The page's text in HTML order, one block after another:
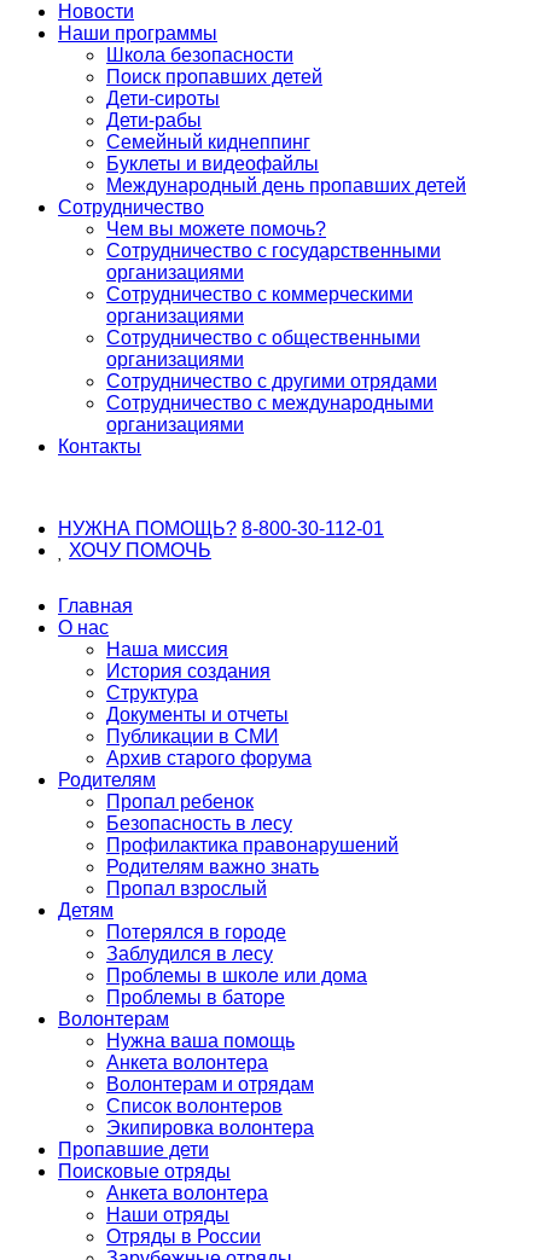
Новости
Наши программы
Школа безопасности
Поиск пропавших детей
Дети-сироты
Дети-рабы
Семейный киднеппинг
Буклеты и видеофайлы
Международный день пропавших детей
Сотрудничество
Чем вы можете помочь?
Сотрудничество с государственными
организациями
Сотрудничество с коммерческими
организациями
Сотрудничество с общественными
организациями
Сотрудничество с другими отрядами
Сотрудничество с международными
организациями
Контакты
НУЖНА ПОМОЩЬ? 8-800-30-112-01
ХОЧУ ПОМОЧЬ
Главная
О нас
Наша миссия
История создания
Структура
Документы и отчеты
Публикации в СМИ
Архив старого форума
Родителям
Пропал ребенок
Безопасность в лесу
Профилактика правонарушений
Родителям важно знать
Пропал взрослый
Детям
Потерялся в городе
Заблудился в лесу
Проблемы в школе или дома
Проблемы в баторе
Волонтерам
Нужна ваша помощь
Анкета волонтера
Волонтерам и отрядам
Список волонтеров
Экипировка волонтера
Пропавшие дети
Поисковые отряды
Анкета волонтера
Наши отряды
Отряды в России